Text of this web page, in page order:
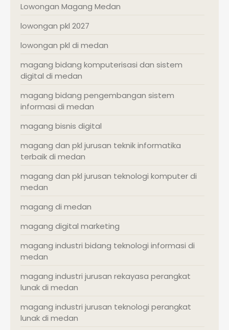
Lowongan Magang Medan
lowongan pkl 2027
lowongan pkl di medan
magang bidang komputerisasi dan sistem
digital di medan
magang bidang pengembangan sistem
informasi di medan
magang bisnis digital
magang dan pkl jurusan teknik informatika
terbaik di medan
magang dan pkl jurusan teknologi komputer di
medan
magang di medan
magang digital marketing
magang industri bidang teknologi informasi di
medan
magang industri jurusan rekayasa perangkat
lunak di medan
magang industri jurusan teknologi perangkat
lunak di medan